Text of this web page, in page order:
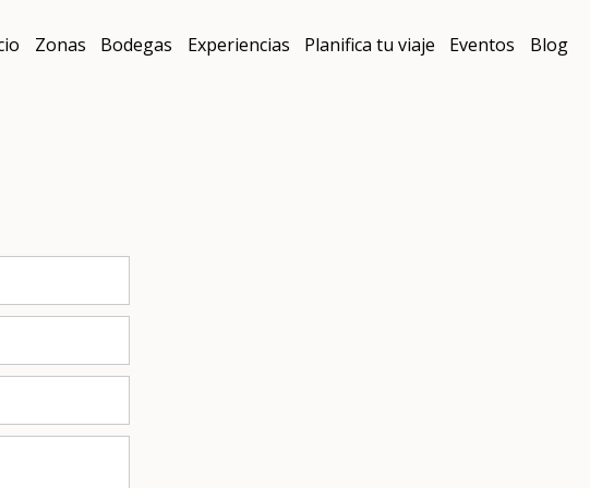
Zonas Bodegas Experiencias Planifica tu viaje Eventos Blog